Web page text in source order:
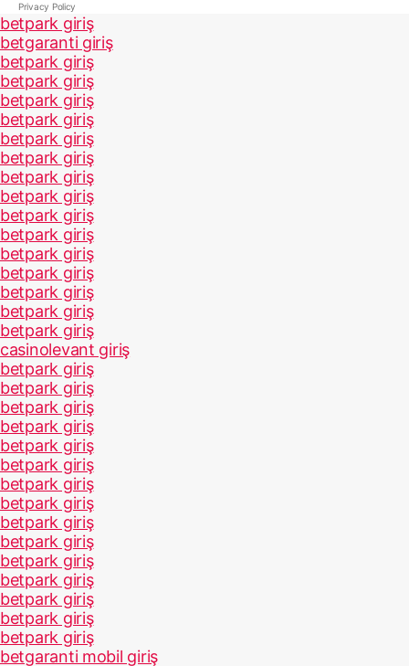
Privacy Policy
betpark giriş
betgaranti giriş
betpark giriş
betpark giriş
betpark giriş
betpark giriş
betpark giriş
betpark giriş
betpark giriş
betpark giriş
betpark giriş
betpark giriş
betpark giriş
betpark giriş
betpark giriş
betpark giriş
betpark giriş
casinolevant giriş
betpark giriş
betpark giriş
betpark giriş
betpark giriş
betpark giriş
betpark giriş
betpark giriş
betpark giriş
betpark giriş
betpark giriş
betpark giriş
betpark giriş
betpark giriş
betpark giriş
betpark giriş
betgaranti mobil giriş